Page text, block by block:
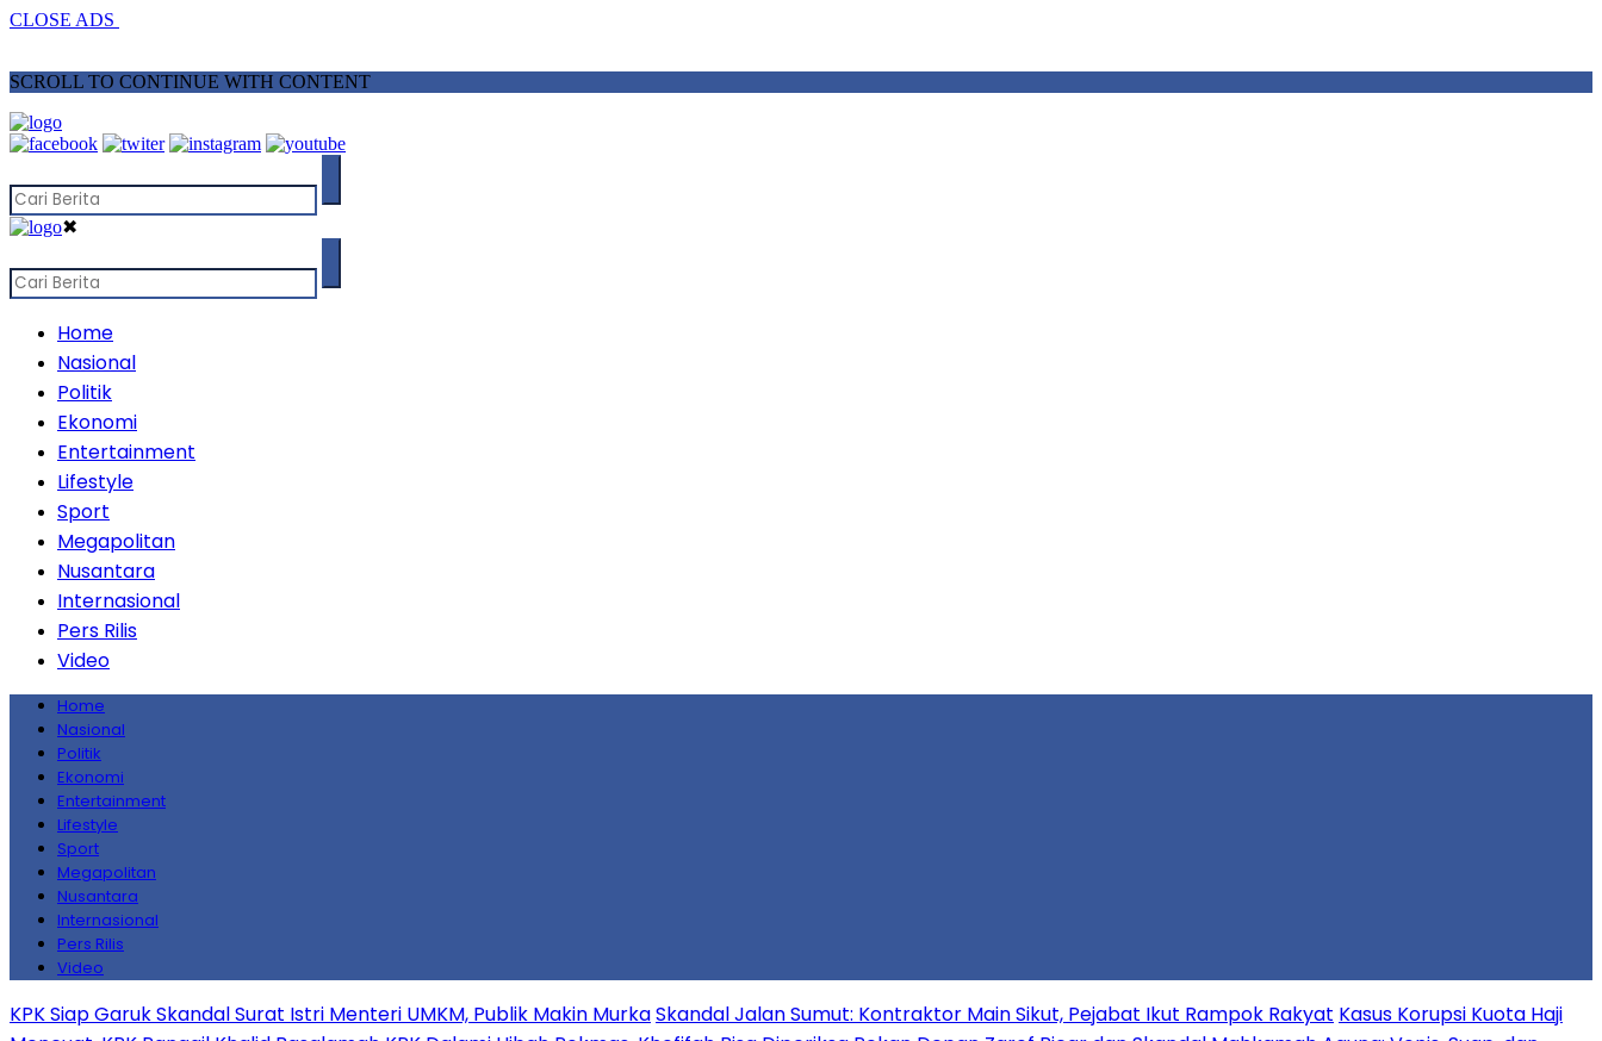
CLOSE ADS
SCROLL TO CONTINUE WITH CONTENT
✖
Home
Nasional
Politik
Ekonomi
Entertainment
Lifestyle
Sport
Megapolitan
Nusantara
Internasional
Pers Rilis
Video
Home
Nasional
Politik
Ekonomi
Entertainment
Lifestyle
Sport
Megapolitan
Nusantara
Internasional
Pers Rilis
Video
KPK Siap Garuk Skandal Surat Istri Menteri UMKM, Publik Makin MurkaSkandal Jalan Sumut: Kontraktor Main Sikut, Pejabat Ikut Rampok Rakyat Kasus Korupsi Kuota Haji